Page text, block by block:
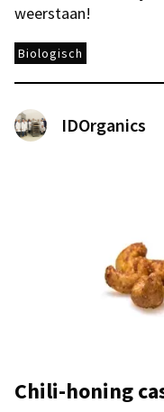
weerstaan!
Biologisch
IDOrganics
Chili-honing